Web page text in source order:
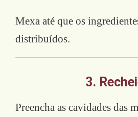
Mexa até que os
distribuídos.
3.
Preencha as cavidades das